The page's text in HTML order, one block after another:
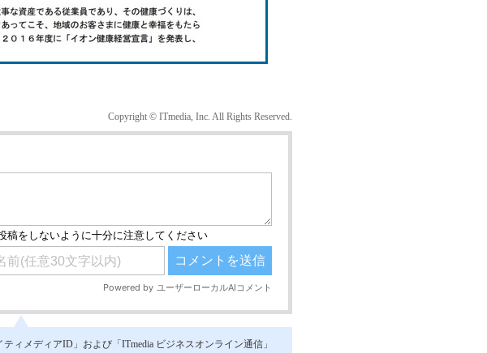
Copyright © ITmedia, Inc. All Rights Reserved.
ィメディアID」および「ITmedia ビジネスオンライン通信」